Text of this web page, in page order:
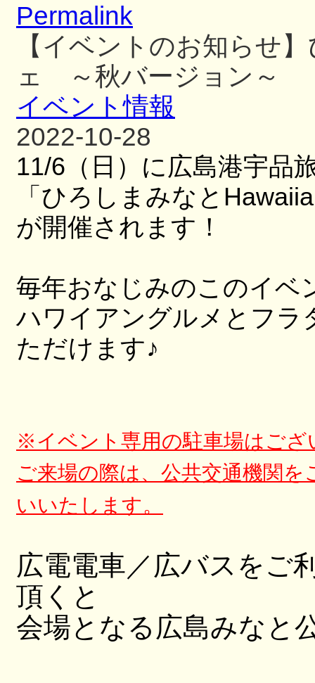
Permalink
【イベントのお知らせ
ェ ～秋バージョン～
イベント情報
2022-10-28
11/6 （日）に広島港宇品
「 ひろしまみなと
が開催されます！
毎年おなじみのこのイベ
ハワイアングルメとフラ
ただけます♪
※イベント専用の駐車場はござ
ご来場の際は、 公共交通機関を
いいたします。
広電電車／広バスをご
頂くと
会場となる広島みなと